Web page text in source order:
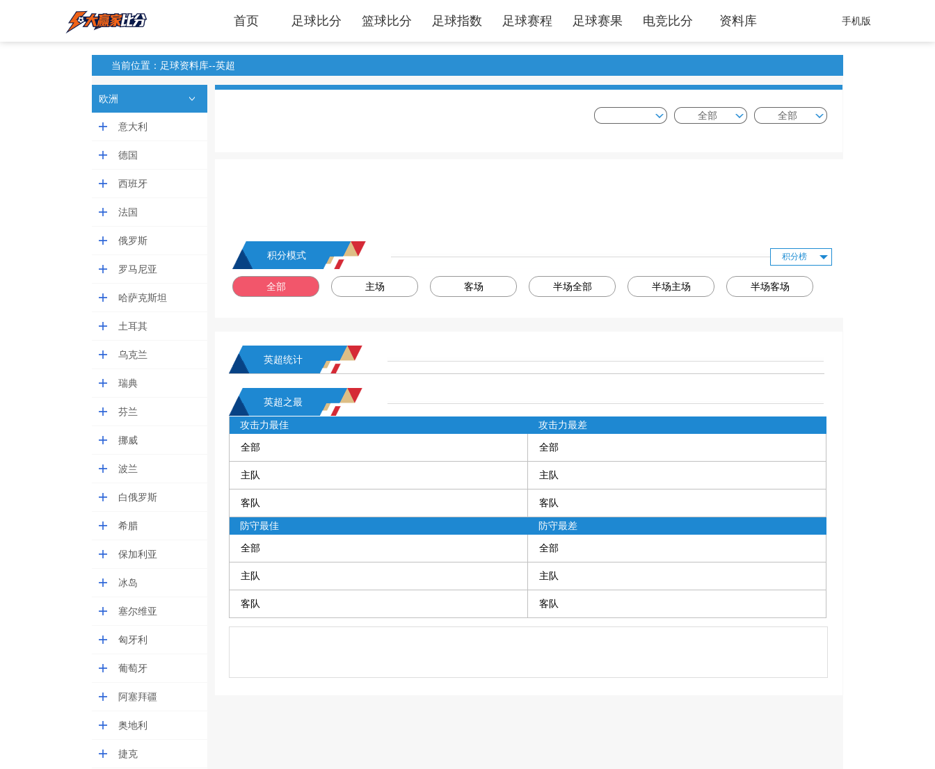
首页 足球比分 篮球比分 足球指数 足球赛程 足球赛果 电竞比分 资料库 手机版
当前位置：足球资料库--英超
欧洲
意大利
德国
西班牙
法国
俄罗斯
罗马尼亚
哈萨克斯坦
土耳其
乌克兰
瑞典
芬兰
挪威
波兰
白俄罗斯
希腊
保加利亚
冰岛
塞尔维亚
匈牙利
葡萄牙
阿塞拜疆
奥地利
捷克
全部 全部
积分模式 积分榜
全部 主场 客场 半场全部 半场主场 半场客场
英超统计
英超之最
攻击力最佳
全部
主队
客队
攻击力最差
全部
主队
客队
防守最佳
全部
主队
客队
防守最差
全部
主队
客队